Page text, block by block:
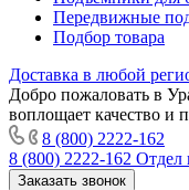
Передвижные
Подбор товара
Доставка в любой
Добро пожаловать в
воплощает качество и
8 (800) 2222-162
8 (800) 2222-162 Отдел
Заказать звонок